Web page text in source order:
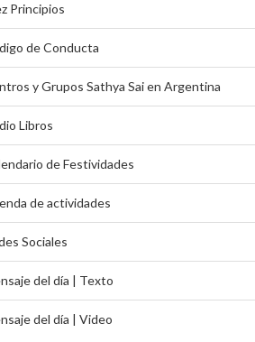
Principios
de Conducta
y Grupos Sathya Sai en Argentina
Libros
de Festividades
de actividades
Sociales
del día | Texto
del día | Video